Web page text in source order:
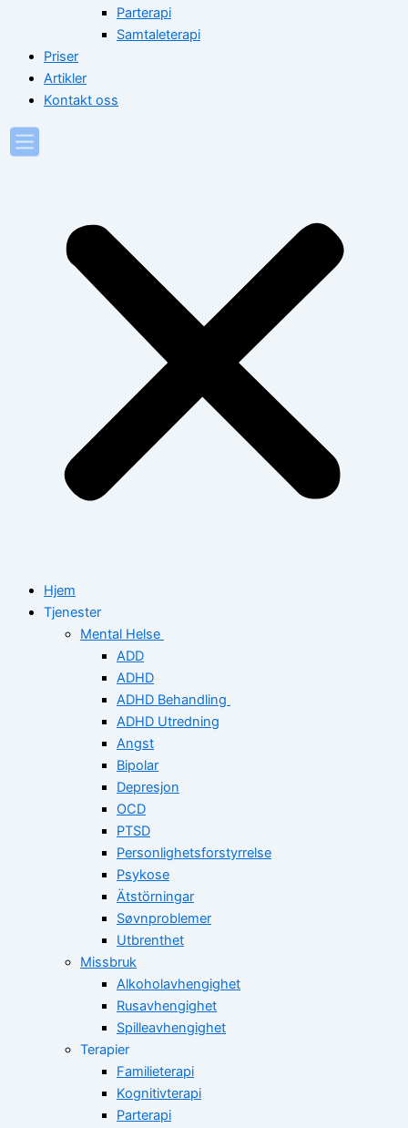
Parterapi
Samtaleterapi
Priser
Artikler
Kontakt oss
Hjem
Tjenester
Mental Helse
ADD
ADHD
ADHD Behandling
ADHD Utredning
Angst
Bipolar
Depresjon
OCD
PTSD
Personlighetsforstyrrelse
Psykose
Ätstörningar
Søvnproblemer
Utbrenthet
Missbruk
Alkoholavhengighet
Rusavhengighet
Spilleavhengighet
Terapier
Familieterapi
Kognitivterapi
Parterapi